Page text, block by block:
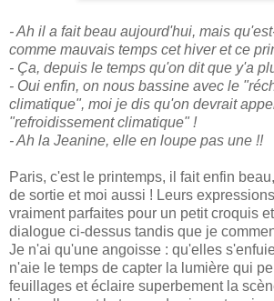
- Ah il a fait beau aujourd'hui, mais
comme mauvais temps cet hiver et ce
- Ça, depuis le temps qu'on dit que y'a
- Oui enfin, on nous bassine avec le
climatique", moi je dis qu'on devrait
"refroidissement climatique" !
- Ah la Jeanine, elle en loupe pas une !!
Paris, c'est le printemps, il fait enfin
de sortie et moi aussi ! Leurs
vraiment parfaites pour un petit croquis
dialogue ci-dessus tandis que je
Je n'ai qu'une angoisse : qu'elles
n'aie le temps de capter la lumière qui
feuillages et éclaire superbement la